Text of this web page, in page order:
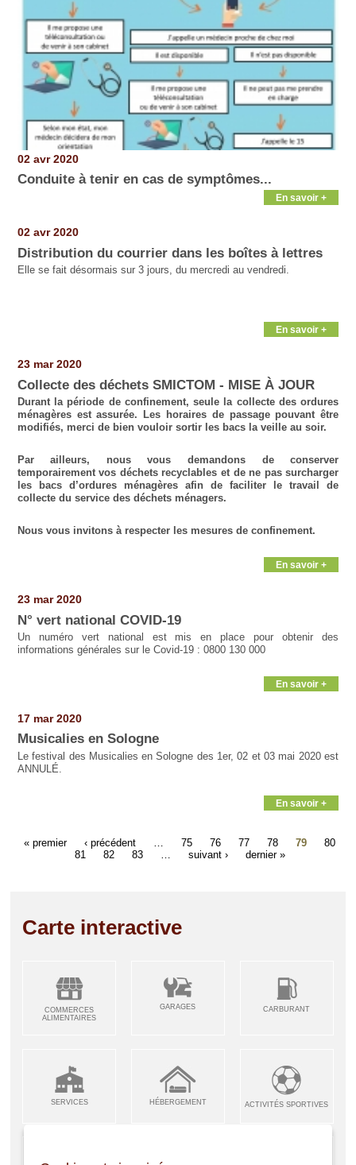
02 avr 2020
Conduite à tenir en cas de symptômes...
En savoir +
02 avr 2020
Distribution du courrier dans les boîtes à lettres
Elle se fait désormais sur 3 jours, du mercredi au vendredi.
En savoir +
23 mar 2020
Collecte des déchets SMICTOM - MISE À JOUR
Durant la période de confinement, seule la collecte des ordures
ménagères est assurée. Les horaires de passage pouvant être
modifiés, merci de bien vouloir sortir les bacs la veille au soir.
Par ailleurs, nous vous demandons de conserver
temporairement vos déchets recyclables et de ne pas surcharger
les bacs d’ordures ménagères afin de faciliter le travail de
collecte du service des déchets ménagers.
Nous vous invitons à respecter les mesures de confinement.
En savoir +
23 mar 2020
N° vert national COVID-19
Un numéro vert national est mis en place pour obtenir des
informations générales sur le Covid-19 : 0800 130 000
En savoir +
17 mar 2020
Musicalies en Sologne
Le festival des Musicalies en Sologne des 1er, 02 et 03 mai 2020 est
ANNULÉ.
En savoir +
« premier ‹ précédent 75 76 77 78 79
80
81
82 83 suivant › dernier »
Carte interactive
COMMERCES
ALIMENTAIRES
GARAGES CARBURANT
SERVICES HÉBERGEMENT ACTIVITÉS SPORTIVES